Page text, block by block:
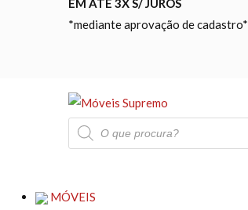
EM ATÉ 3X S/ JUROS
*mediante aprovação de cadastro*
Pesquisar
produtos
MÓVEIS